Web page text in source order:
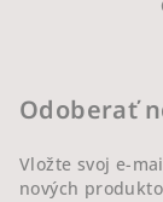
Odoberať
Vložte svoj e-
nových